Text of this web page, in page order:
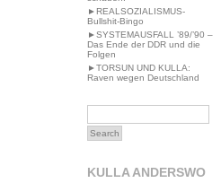
►REALSOZIALISMUS-
Bullshit-Bingo
►SYSTEMAUSFALL ’89/’90 –
Das Ende der DDR und die
Folgen
►TORSUN UND KULLA:
Raven wegen Deutschland
KULLA ANDERSWO